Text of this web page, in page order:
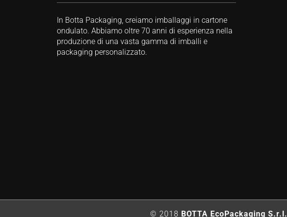
In Botta Packaging, creiamo imballaggi in cartone
ondulato. Abbiamo oltre 70 anni di esperienza nella
produzione di una vasta gamma di imballi e
packaging personalizzato.
© 2018 BOTTA EcoPackaging S.r.l.